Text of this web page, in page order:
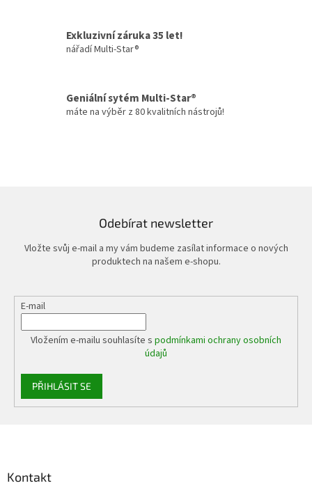
v
p
i
Exkluzivní záruka 35 let!
nářadí Multi-Star®
Geniální sytém Multi-Star®
máte na výběr z 80 kvalitních nástrojů!
Odebírat newsletter
Vložte svůj e-mail a my vám budeme zasílat informace o nových
produktech na našem e-shopu.
E-mail
Vložením e-mailu souhlasíte s podmínkami ochrany osobních
údajů
PŘIHLÁSIT SE
Kontakt